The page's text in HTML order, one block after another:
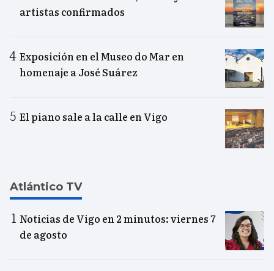
artistas confirmados
Exposición en el Museo do Mar en
homenaje a José Suárez
El piano sale a la calle en Vigo
Atlántico TV
Noticias de Vigo en 2 minutos: viernes 7
de agosto